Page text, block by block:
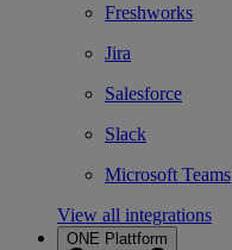
Freshworks
Jira
Salesforce
Slack
Microsoft Teams
View all integrations
ONE Plattform